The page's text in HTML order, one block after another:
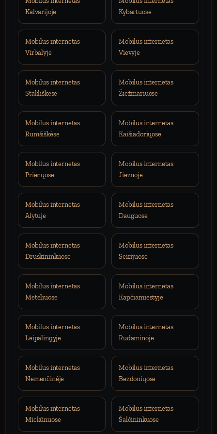
Kalvarijoje
Kybartuose
Mobilus internetas
Virbalyje
Mobilus internetas
Vievyje
Mobilus internetas
Stakliškėse
Mobilus internetas
Žiežmariuose
Mobilus internetas
Rumšiškėse
Mobilus internetas
Kaišiadoriųose
Mobilus internetas
Prienųose
Mobilus internetas
Jieznoje
Mobilus internetas
Alytuje
Mobilus internetas
Dauguose
Mobilus internetas
Druskininkuose
Mobilus internetas
Seirijuose
Mobilus internetas
Meteliuose
Mobilus internetas
Kapčiamiestyje
Mobilus internetas
Leipalingyje
Mobilus internetas
Rudaminoje
Mobilus internetas
Nemenčinėje
Mobilus internetas
Bezdoniųose
Mobilus internetas
Mickūnuose
Mobilus internetas
Šalčininkuose